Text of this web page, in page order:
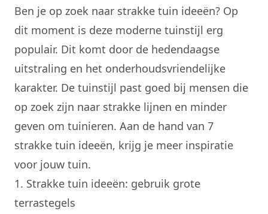
Ben je op zoek naar strakke tuin ideeën? Op
dit moment is deze moderne tuinstijl erg
populair. Dit komt door de hedendaagse
uitstraling en het onderhoudsvriendelijke
karakter. De tuinstijl past goed bij mensen die
op zoek zijn naar strakke lijnen en minder
geven om tuinieren. Aan de hand van 7
strakke tuin ideeën, krijg je meer inspiratie
voor jouw tuin.
1. Strakke tuin ideeën: gebruik grote
terrastegels